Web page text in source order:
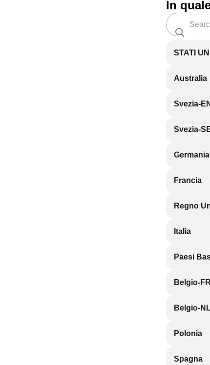
In
STATI
Australia
Svezia-EN
Svezia-
Germania
Francia
Regno
Italia
Paesi
Belgio-FR
Belgio-
Polonia
Spagna